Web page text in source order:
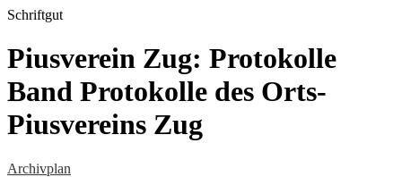
Schriftgut
Piusverein Zug: Protokolle
Band Protokolle des Orts-
Piusvereins Zug
Archivplan